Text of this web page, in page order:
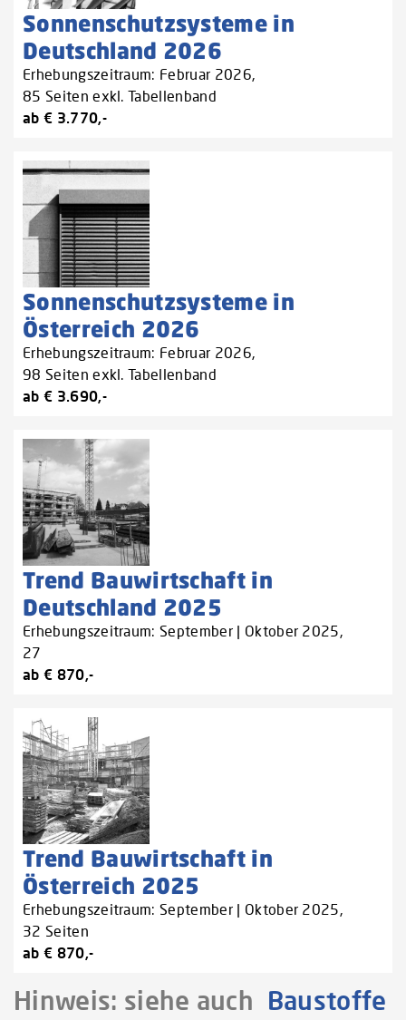
Sonnenschutzsysteme in
Deutschland 2026
Erhebungszeitraum: Februar 2026,
85 Seiten exkl. Tabellenband
ab € 3.770,-
Sonnenschutzsysteme in
Österreich 2026
Erhebungszeitraum: Februar 2026,
98 Seiten exkl. Tabellenband
ab € 3.690,-
Trend Bauwirtschaft in
Deutschland 2025
Erhebungszeitraum: September | Oktober 2025,
27
ab € 870,-
Trend Bauwirtschaft in
Österreich 2025
Erhebungszeitraum: September | Oktober 2025,
32 Seiten
ab € 870,-
Hinweis: siehe auch Baustoffe